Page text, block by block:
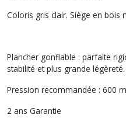
Coloris gris clair. Siège en bois
Plancher gonflable : parfaite
stabilité et plus grande légèreté.
Pression recommandée : 600
2 ans Garantie